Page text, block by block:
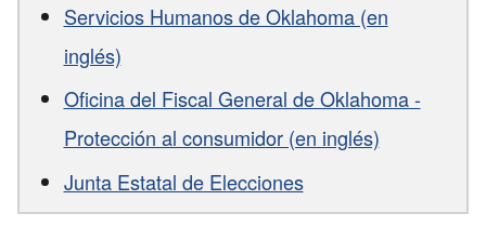
Servicios Humanos de Oklahoma (en
inglés)
Oficina del Fiscal General de Oklahoma -
Protección al consumidor (en inglés)
Junta Estatal de Elecciones